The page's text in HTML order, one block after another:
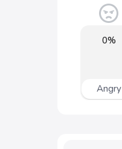
0%
Angry